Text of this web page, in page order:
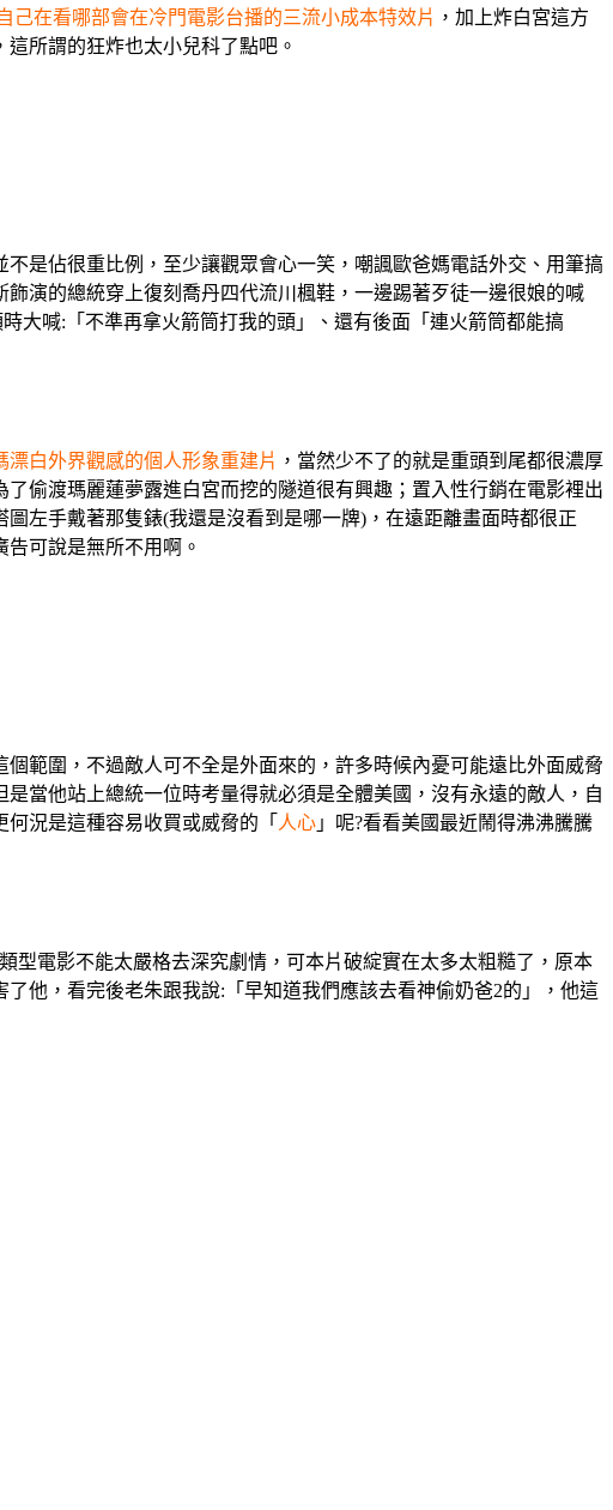
在看哪部會在冷門電影台播的三流小成本特效片 ，加上炸白宮這方
所謂的狂炸也太小兒科了點吧。
是佔很重比例，至少讓觀眾會心一笑，嘲諷歐爸媽電話外交、用筆搞
演的總統穿上復刻喬丹四代流川楓鞋，一邊踢著歹徒一邊很娘的喊
大喊:「不準再拿火箭筒打我的頭」、還有後面「連火箭筒都能搞
白外界觀感的個人形象重建片 ，當然少不了的就是重頭到尾都很濃厚
偷渡瑪麗蓮夢露進白宮而挖的隧道很有興趣；置入性行銷在電影裡出
左手戴著那隻錶(我還是沒看到是哪一牌)，在遠距離畫面時都很正
可說是無所不用啊。
範圍，不過敵人可不全是外面來的，許多時候內憂可能遠比外面威脅
當他站上總統一位時考量得就必須是全體美國，沒有永遠的敵人，自
況是這種容易收買或威脅的「 人心 」呢?看看美國最近鬧得沸沸騰騰
型電影不能太嚴格去深究劇情，可本片破綻實在太多太粗糙了，原本
他，看完後老朱跟我說:「早知道我們應該去看神偷奶爸2的」，他這